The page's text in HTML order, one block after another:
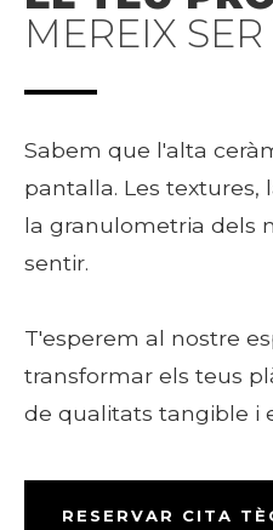
MEREIX
Sabem que l'alta
pantalla. Les textures,
la granulometria dels
sentir.
T'esperem al nostre
transformar els teus
de qualitats tangible i
RESERVAR CITA